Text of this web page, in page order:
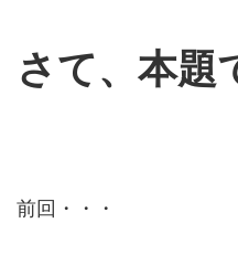
さて、本題
前回・・・